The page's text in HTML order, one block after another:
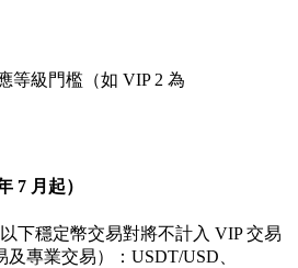
等級門檻（如 VIP 2 為
7 月起）
下穩定幣交易對將不計入 VIP 交易
專業交易）：USDT/USD、